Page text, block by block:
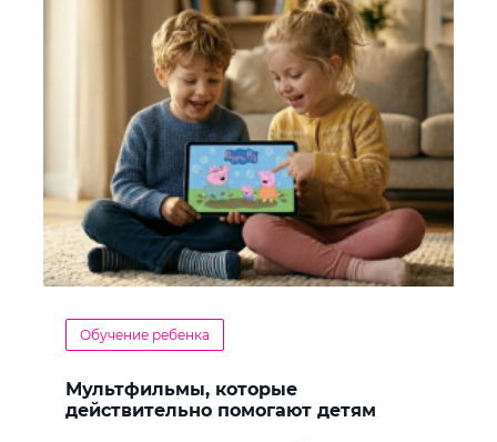
Обучение ребенка
Мультфильмы, которые
действительно помогают детям